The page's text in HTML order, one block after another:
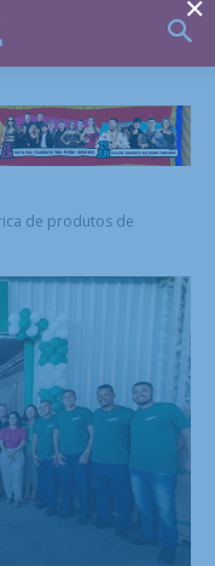
de produtos de